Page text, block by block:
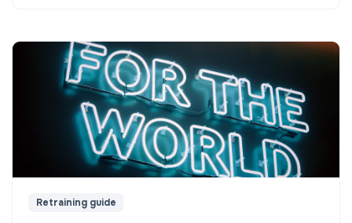
Retraining guide